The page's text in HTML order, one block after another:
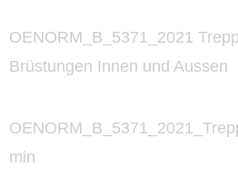
OENORM_B_5371_2021
Brüstungen Innen und Aussen
min